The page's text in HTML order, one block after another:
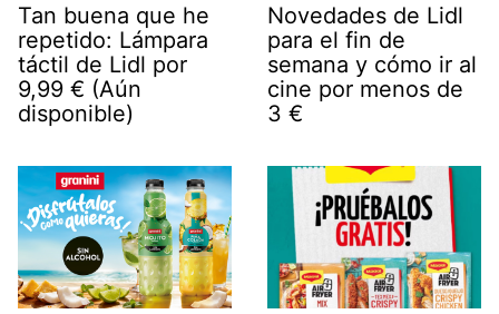
Tan buena que he
repetido: Lámpara
táctil de Lidl por
9,99 € (Aún
disponible)
Novedades de Lidl
para el fin de
semana y cómo ir al
cine por menos de
3 €